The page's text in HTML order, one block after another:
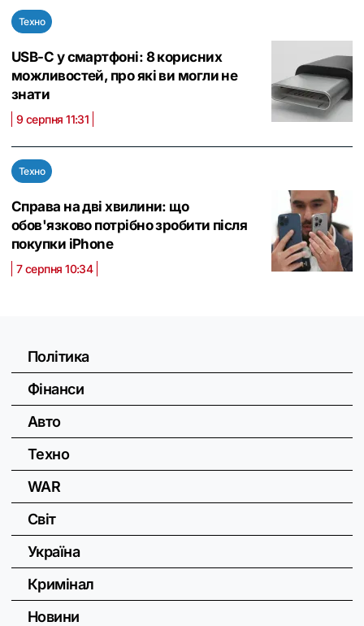
Техно
USB-C у смартфоні: 8 корисних
можливостей, про які ви могли не
знати
9 серпня 11:31
Техно
Справа на дві хвилини: що
обов'язково потрібно зробити після
покупки iPhone
7 серпня 10:34
Політика
Фінанси
Авто
Техно
WAR
Світ
Україна
Кримінал
Новини